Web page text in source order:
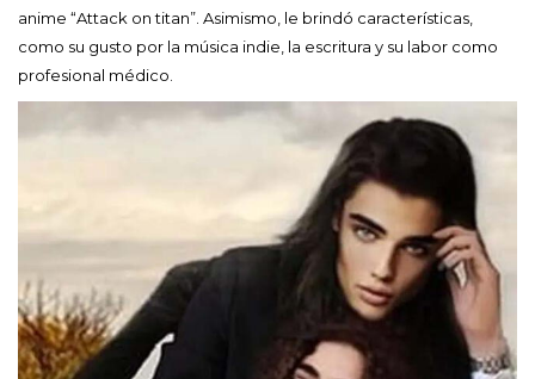
anime “Attack on titan”. Asimismo, le brindó características,
como su gusto por la música indie, la escritura y su labor como
profesional médico.